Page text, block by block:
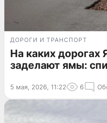
ДОРОГИ И ТРАНСПОРТ
На каких дорогах
заделают ямы:
5 мая, 2026, 11:22 6